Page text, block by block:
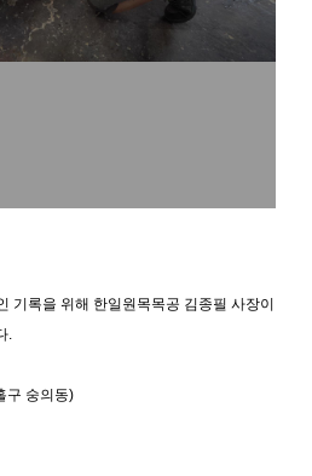
기록을 위해 한일원목목공 김종필 사장이
.
구 숭의동)